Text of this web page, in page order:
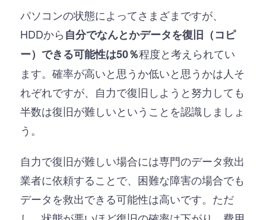
パソコンの状態によってさまざまですが、
HDDから自分でなんとかデータを復旧（コピ
ー）できる可能性は50％程度と考えられてい
ます。確率が高いと思うか低いと思うかは人そ
れぞれですが、自力で復旧しようと努力しても
半数は復旧が難しいということを認識しましょ
う。
自力で復旧が難しい場合には専門のデータ救出
業者に依頼することで、困難な障害の場合でも
データを救出できる可能性は高いです。ただ